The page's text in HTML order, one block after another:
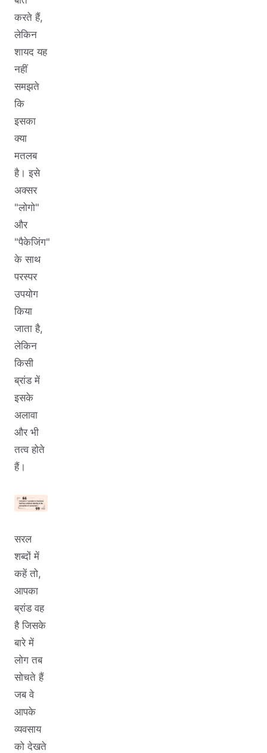
करते हैं,
लेकिन
शायद यह
नहीं
समझते
कि
इसका
क्या
मतलब
है। इसे
अक्सर
"लोगो"
और
"पैकेजिंग"
के साथ
परस्पर
उपयोग
किया
जाता है,
लेकिन
किसी
ब्रांड में
इसके
अलावा
और भी
तत्व होते
हैं।
सरल
शब्दों में
कहें तो,
आपका
ब्रांड वह
है जिसके
बारे में
लोग तब
सोचते हैं
जब वे
आपके
व्यवसाय
को देखते